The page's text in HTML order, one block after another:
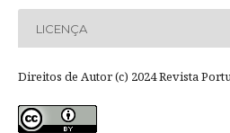
LICENÇA
Direitos de Autor (c) 2024 Revista